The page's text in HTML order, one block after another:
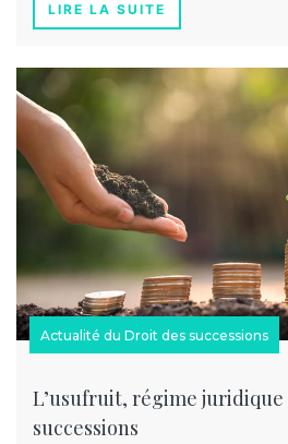
LIRE LA SUITE
Actualité du Droit des successions
L’usufruit, régime
successions